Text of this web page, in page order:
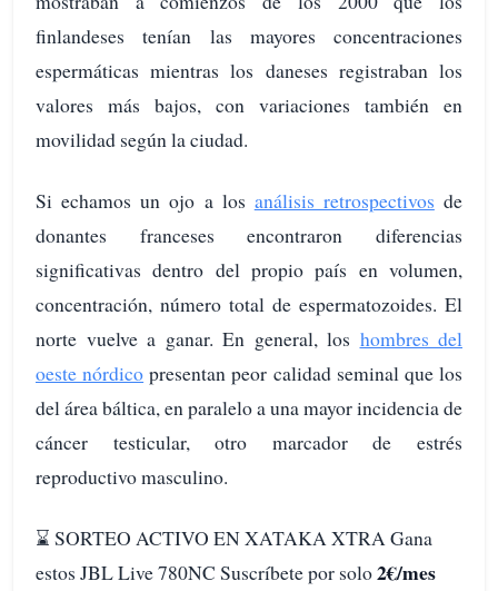
finlandeses tenían las mayores concentraciones
espermáticas mientras los daneses registraban los
valores más bajos, con variaciones también en
movilidad según la ciudad.
Si echamos un ojo a los análisis retrospectivos de
donantes franceses encontraron diferencias
significativas dentro del propio país en volumen,
concentración, número total de espermatozoides. El
norte vuelve a ganar. En general, los hombres del
oeste nórdico presentan peor calidad seminal que los
del área báltica, en paralelo a una mayor incidencia de
cáncer testicular, otro marcador de estrés
reproductivo masculino.
⌛️ SORTEO ACTIVO EN XATAKA XTRA Gana
estos JBL Live 780NC Suscríbete por solo2€/mes